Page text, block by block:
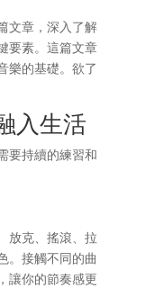
文章，深入了解
要素。這篇文章
樂的基礎。欲了
入生活
要持續的練習和
放克、搖滾、拉
。接觸不同的曲
讓你的節奏感更